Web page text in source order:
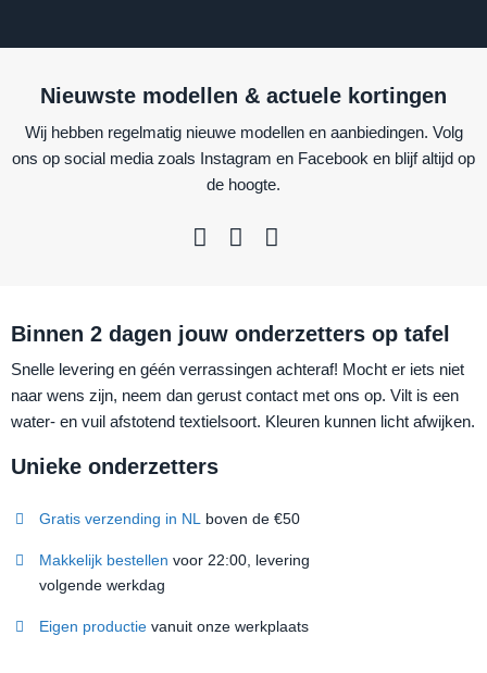
Nieuwste modellen & actuele kortingen
Wij hebben regelmatig nieuwe modellen en aanbiedingen. Volg
ons op social media zoals Instagram en Facebook en blijf altijd op
de hoogte.
Binnen 2 dagen jouw onderzetters op tafel
Snelle levering en géén verrassingen achteraf! Mocht er iets niet
naar wens zijn, neem dan gerust contact met ons op. Vilt is een
water- en vuil afstotend textielsoort. Kleuren kunnen licht afwijken.
Unieke onderzetters
Gratis verzending in NL boven de €50
Makkelijk bestellen voor 22:00, levering
volgende werkdag
Eigen productie vanuit onze werkplaats